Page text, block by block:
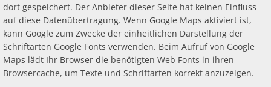
dort gespeichert. Der Anbieter dieser Seite hat keinen Einfluss
auf diese Datenübertragung. Wenn Google Maps aktiviert ist,
kann Google zum Zwecke der einheitlichen Darstellung der
Schriftarten Google Fonts verwenden. Beim Aufruf von Google
Maps lädt Ihr Browser die benötigten Web Fonts in ihren
Browsercache, um Texte und Schriftarten korrekt anzuzeigen.